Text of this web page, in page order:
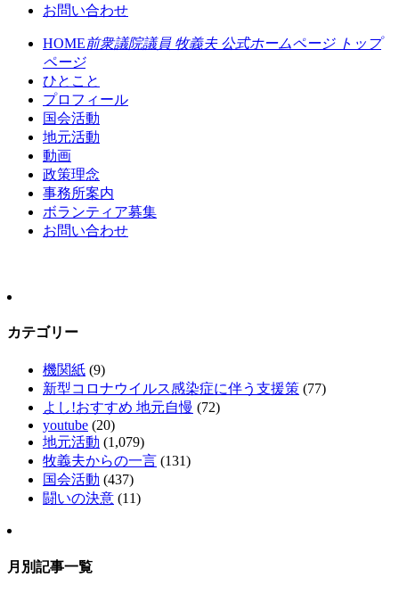
お問い合わせ
HOME前衆議院議員 牧義夫 公式ホームページ トップ
ページ
ひとこと
プロフィール
国会活動
地元活動
動画
政策理念
事務所案内
ボランティア募集
お問い合わせ
カテゴリー
機関紙 (9)
新型コロナウイルス感染症に伴う支援策 (77)
よし!おすすめ 地元自慢 (72)
youtube (20)
地元活動 (1,079)
牧義夫からの一言 (131)
国会活動 (437)
闘いの決意 (11)
月別記事一覧